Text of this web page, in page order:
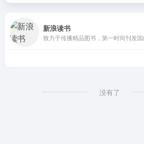
新浪读书
没有了